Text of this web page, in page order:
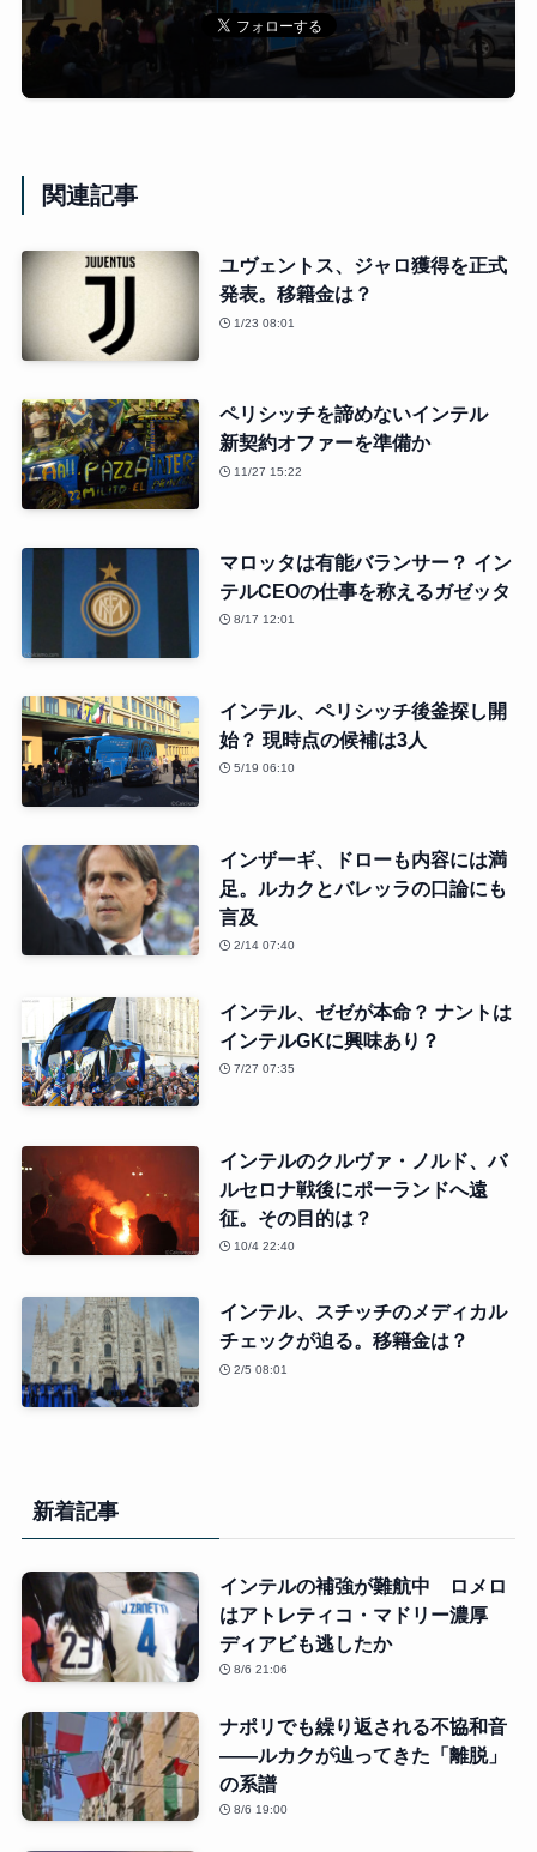
関連記事
ユヴェントス、ジャロ獲得を正式
発表。移籍金は？
1/23 08:01
ペリシッチを諦めないインテル
新契約オファーを準備か
11/27 15:22
マロッタは有能バランサー？ イン
テルCEOの仕事を称えるガゼッタ
8/17 12:01
インテル、ペリシッチ後釜探し開
始？ 現時点の候補は3人
5/19 06:10
インザーギ、ドローも内容には満
足。ルカクとバレッラの口論にも
言及
2/14 07:40
インテル、ゼゼが本命？ ナントは
インテルGKに興味あり？
7/27 07:35
インテルのクルヴァ・ノルド、バ
ルセロナ戦後にポーランドへ遠
征。その目的は？
10/4 22:40
インテル、スチッチのメディカル
チェックが迫る。移籍金は？
2/5 08:01
新着記事
インテルの補強が難航中 ロメロ
はアトレティコ・マドリー濃厚
ディアビも逃したか
8/6 21:06
ナポリでも繰り返される不協和音
――ルカクが辿ってきた「離脱」
の系譜
8/6 19:00